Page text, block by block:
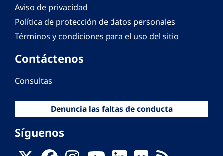
Aviso de privacidad
Política de protección de datos personales
Términos y condiciones para el uso del sitio
Contáctenos
Consultas
Denuncia las faltas de conducta
Síguenos